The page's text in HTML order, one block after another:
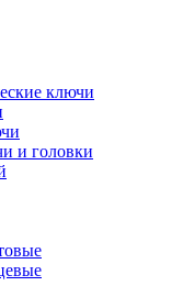
ключи
и головки